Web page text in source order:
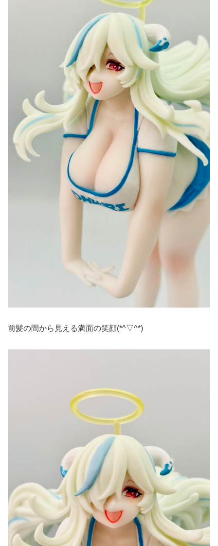
前髪の間から見える満面の笑顔(*^▽^*)